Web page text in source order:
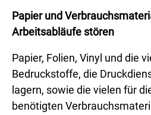
Papier und
Arbeitsabläufe stören
Papier, Folien, Vinyl und die
Bedruckstoffe, die
lagern, sowie die vielen für
benötigten